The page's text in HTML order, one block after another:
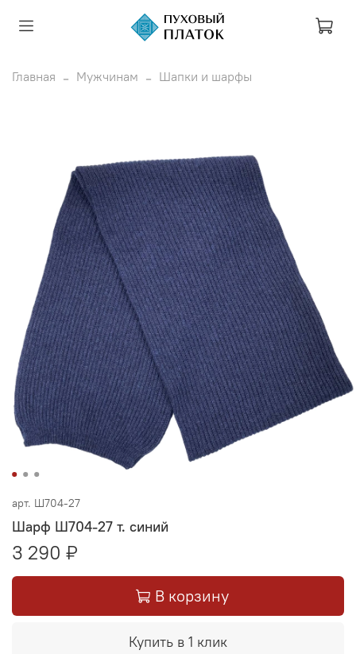
Главная Мужчинам Шапки и шарфы
арт. Ш704-27
Шарф Ш704-27 т. синий
3 290 ₽
В корзину
Купить в 1 клик